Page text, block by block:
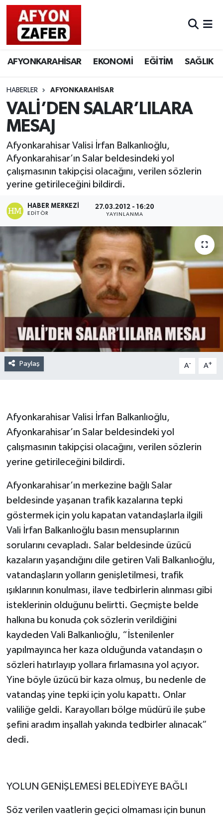
AFYONKARAHİSAR EKONOMİ EĞİTİM SAĞLIK
HABERLER AFYONKARAHİSAR
VALİ’DEN SALAR’LILARA
MESAJ
Afyonkarahisar Valisi İrfan Balkanlıoğlu,
Afyonkarahisar’ın Salar beldesindeki yol
çalışmasının takipçisi olacağını, verilen sözlerin
yerine getirileceğini bildirdi.
HABER MERKEZI
EDITÖR
27.03.2012 - 16:20
YAYINLANMA
Paylaş A- A+
Afyonkarahisar Valisi İrfan Balkanlıoğlu,
Afyonkarahisar’ın Salar beldesindeki yol
çalışmasının takipçisi olacağını, verilen sözlerin
yerine getirileceğini bildirdi.
Afyonkarahisar’ın merkezine bağlı Salar
beldesinde yaşanan trafik kazalarına tepki
göstermek için yolu kapatan vatandaşlarla ilgili
Vali İrfan Balkanlıoğlu basın mensuplarının
sorularını cevapladı. Salar beldesinde üzücü
kazaların yaşandığını dile getiren Vali Balkanlıoğlu,
vatandaşların yolların genişletilmesi, trafik
ışıklarının konulması, ilave tedbirlerin alınması gibi
isteklerinin olduğunu belirtti. Geçmişte belde
halkına bu konuda çok sözlerin verildiğini
kaydeden Vali Balkanlıoğlu, “İstenilenler
yapılmayınca her kaza olduğunda vatandaşın o
sözleri hatırlayıp yollara fırlamasına yol açıyor.
Yine böyle üzücü bir kaza olmuş, bu nedenle de
vatandaş yine tepki için yolu kapattı. Onlar
valiliğe geldi. Karayolları bölge müdürü ile şube
şefini aradım inşallah yakında tedbirler alınacak”
dedi.
YOLUN GENİŞLEMESİ BELEDİYEYE BAĞLI
Söz verilen vaatlerin geçici olmaması için bunun